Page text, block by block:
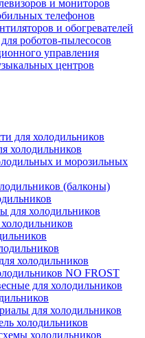
и мониторов
телефонов
и обогревателей
роботов-пылесосов
управления
центров
для холодильников
холодильников
и морозильных
(балконы)
для холодильников
холодильников
NO FROST
для холодильников
для холодильников
холодильников
холодильников